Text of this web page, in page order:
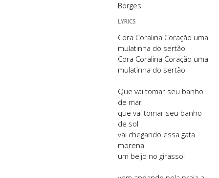
Borges
LYRICS
Cora Coralina Coração uma
mulatinha do sertão
Cora Coralina Coração uma
mulatinha do sertão
Que vai tomar seu banho
de mar
que vai tomar seu banho
de sol
vai chegando essa gata
morena
um beijo no girassol